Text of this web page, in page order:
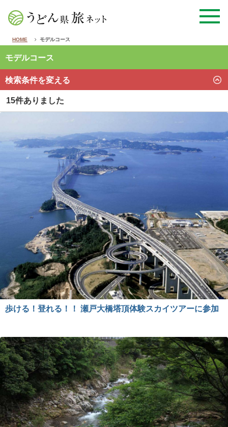
HOME モデルコース
モデルコース
検索条件を変える
15件ありました
歩ける！登れる！！ 瀬戸大橋塔頂体験スカイツアーに参加